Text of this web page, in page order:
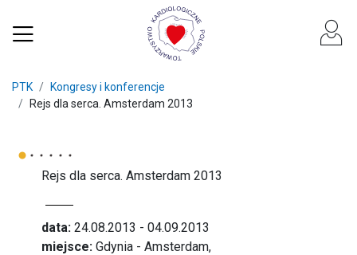
PTK
Kongresy i konferencje
Rejs dla serca. Amsterdam 2013
Rejs dla serca. Amsterdam 2013
data: 24.08.2013 - 04.09.2013
miejsce: Gdynia - Amsterdam,